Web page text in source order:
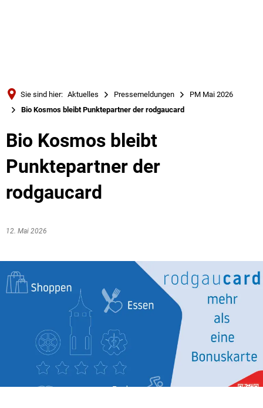
Русский
Deutsch
Sie sind hier: Aktuelles Pressemeldungen
PM Mai 2026
Bio Kosmos bleibt Punktepartner der rodgaucard
Bio Kosmos bleibt
Punktepartner der
rodgaucard
12. Mai 2026